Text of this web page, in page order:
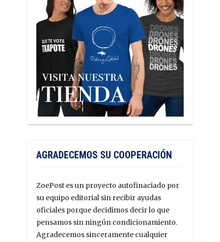
AGRADECEMOS SU COOPERACIÓN
ZoePost es un proyecto autofinaciado por
su equipo editorial sin recibir ayudas
oficiales porque decidimos decir lo que
pensamos sin ningún condicionamiento.
Agradecemos sinceramente cualquier